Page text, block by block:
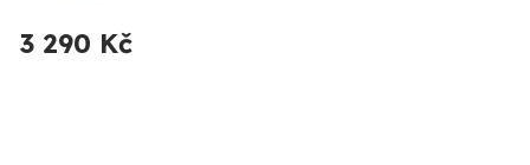
3 290 Kč